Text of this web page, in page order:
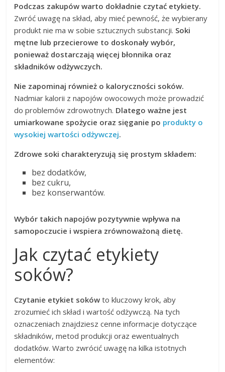
Podczas zakupów warto dokładnie czytać etykiety.
Zwróć uwagę na skład, aby mieć pewność, że wybierany
produkt nie ma w sobie sztucznych substancji. Soki
mętne lub przecierowe to doskonały wybór,
ponieważ dostarczają więcej błonnika oraz
składników odżywczych.
Nie zapominaj również o kaloryczności soków.
Nadmiar kalorii z napojów owocowych może prowadzić
do problemów zdrowotnych. Dlatego ważne jest
umiarkowane spożycie oraz sięganie po produkty o
wysokiej wartości odżywczej.
Zdrowe soki charakteryzują się prostym składem:
bez dodatków,
bez cukru,
bez konserwantów.
Wybór takich napojów pozytywnie wpływa na
samopoczucie i wspiera zrównoważoną dietę.
Jak czytać etykiety
soków?
Czytanie etykiet soków to kluczowy krok, aby
zrozumieć ich skład i wartość odżywczą. Na tych
oznaczeniach znajdziesz cenne informacje dotyczące
składników, metod produkcji oraz ewentualnych
dodatków. Warto zwrócić uwagę na kilka istotnych
elementów: